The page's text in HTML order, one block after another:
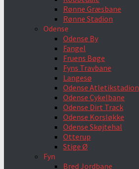
Rønne Græsbane
Rønne Stadion
Odense
Odense By
Fangel
Fruens Bøge
Fyns Travbane
Langesø
Odense Atletikstadion
Odense Cykelbane
Odense Dirt Track
Odense Korsløkke
Odense Skøjtehal
Otterup
Stige Ø
Fyn
Bred Jordbane